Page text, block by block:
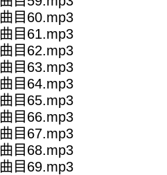
曲目60.mp3
曲目61.mp3
曲目62.mp3
曲目63.mp3
曲目64.mp3
曲目65.mp3
曲目66.mp3
曲目67.mp3
曲目68.mp3
曲目69.mp3